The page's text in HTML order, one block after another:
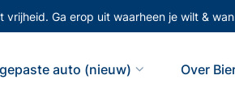
Ga erop uit waarheen je wilt &
auto (nieuw) Over